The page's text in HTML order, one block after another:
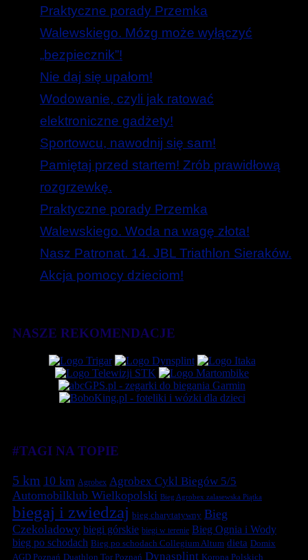
Praktyczne porady Przemka
Walewskiego. Mózg może wyłączyć
„bezpiecznik”!
Nie daj się upałom!
Wodowanie, czyli jak ratować
elektroniczne gadżety!
Sportowcu, nawodnij się sam!
Pamiętaj przed startem! Zrób prawidłową
rozgrzewkę.
Praktyczne porady Przemka
Walewskiego. Woda na wagę złota!
Nasz Patronat. 14. JBL Triathlon Sieraków.
Akcja pomocy dzieciom!
NASZE REKOMENDACJE
#TAGI NA TOPIE
5 km 10 km Agrobex Agrobex Cykl Biegów 5/5
Automobilklub Wielkopolski Bieg Agrobex zalasewska Piątka
biegaj i zwiedzaj bieg charytatywny Bieg
Czekoladowy biegi górskie biegi w terenie Bieg Ognia i Wody
bieg po schodach Bieg po schodach Collegium Altum dieta Domix
AGD Poznań Duathlon Tor Poznań Dynasplint Korona Polskich